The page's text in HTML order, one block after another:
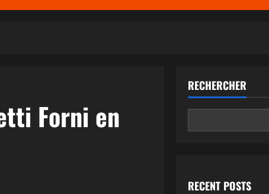
Forni en
RECHERCHER
RECENT POSTS